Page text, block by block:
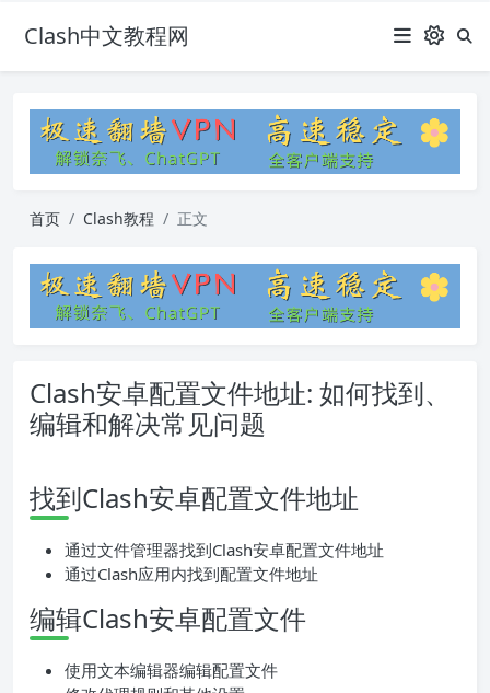
Clash中文教程网
首页 Clash教程 正文
Clash安卓配置文件地址: 如何找到、
编辑和解决常见问题
找到Clash安卓配置文件地址
通过文件管理器找到Clash安卓配置文件地址
通过Clash应用内找到配置文件地址
编辑Clash安卓配置文件
使用文本编辑器编辑配置文件